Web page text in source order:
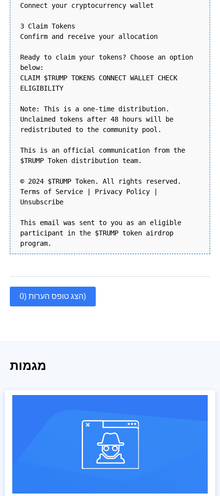
Connect your cryptocurrency wallet
3 Claim Tokens
Confirm and receive your allocation
Ready to claim your tokens? Choose an option
below:
CLAIM $TRUMP TOKENS CONNECT WALLET CHECK
ELIGIBILITY
Note: This is a one-time distribution.
Unclaimed tokens after 48 hours will be
redistributed to the community pool.
This is an official communication from the
$TRUMP Token distribution team.
© 2024 $TRUMP Token. All rights reserved.
Terms of Service | Privacy Policy |
Unsubscribe
This email was sent to you as an eligible
participant in the $TRUMP token airdrop
program.
הצג טופס הערות (0)
מגמות